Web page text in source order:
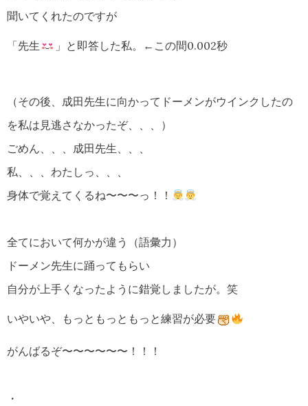
聞いてくれたのですが
「先生 」と即答した私。←この間0.002秒
（その後、成田先生に向かってドーメンがウインクしたの
を私は見逃さなかったぞ、、、）
ごめん、、、成田先生、、、
私、、、わたしっ、、、
身体で覚えてくるね〜〜〜っ！！
全てにおいて何かが違う（語彙力）
ドーメン先生に踊ってもらい
自分が上手くなったように錯覚しましたが。笑
いやいや、もっともっともっと練習が必要
がんばるぞ〜〜〜〜〜〜！！！
・